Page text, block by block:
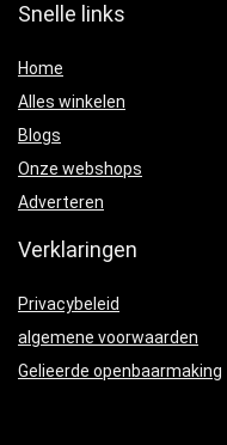
Snelle links
Home
Alles winkelen
Blogs
Onze webshops
Adverteren
Verklaringen
Privacybeleid
algemene voorwaarden
Gelieerde openbaarmaking